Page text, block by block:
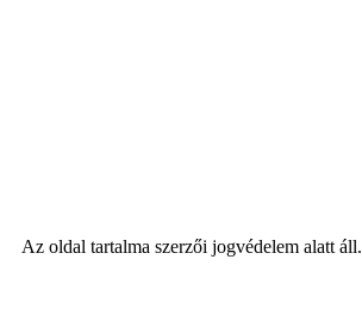
Az oldal tartalma szerzői jogvédelem alatt áll.